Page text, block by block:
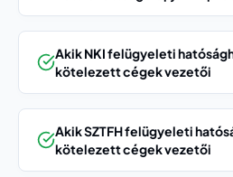
Akik NKI felügyeleti
kötelezett cégek vezetői
Akik SZTFH felügyeleti
kötelezett cégek vezetői